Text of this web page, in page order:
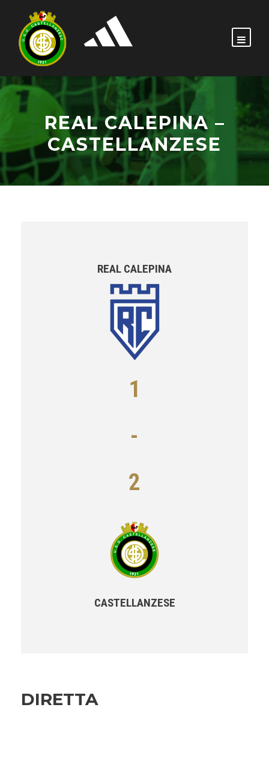
REAL CALEPINA –
CASTELLANZESE
REAL CALEPINA
1
-
2
CASTELLANZESE
DIRETTA